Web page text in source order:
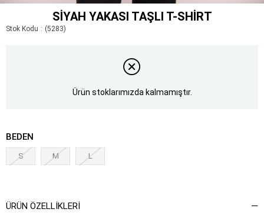
SIYAH YAKASI TAŞLI T-SHIRT
Stok Kodu (5283)
Ürün stoklarımızda kalmamıştır.
BEDEN
S M L
ÜRÜN ÖZELLIKLERI